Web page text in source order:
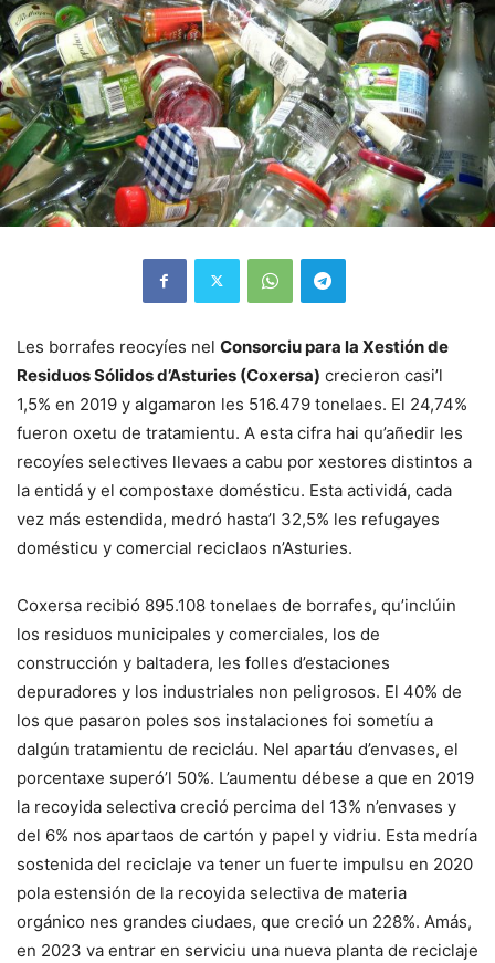
Les borrafes reocyíes nel Consorciu para la Xestión de
Residuos Sólidos d’Asturies (Coxersa) crecieron casi’l
1,5% en 2019 y algamaron les 516.479 tonelaes. El 24,74%
fueron oxetu de tratamientu. A esta cifra hai qu’añedir les
recoyíes selectives llevaes a cabu por xestores distintos a
la entidá y el compostaxe domésticu. Esta actividá, cada
vez más estendida, medró hasta’l 32,5% les refugayes
domésticu y comercial reciclaos n’Asturies.
Coxersa recibió 895.108 tonelaes de borrafes, qu’inclúin
los residuos municipales y comerciales, los de
construcción y baltadera, les folles d’estaciones
depuradores y los industriales non peligrosos. El 40% de
los que pasaron poles sos instalaciones foi sometíu a
dalgún tratamientu de recicláu. Nel apartáu d’envases, el
porcentaxe superó’l 50%. L’aumentu débese a que en 2019
la recoyida selectiva creció percima del 13% n’envases y
del 6% nos apartaos de cartón y papel y vidriu. Esta medría
sostenida del reciclaje va tener un fuerte impulsu en 2020
pola estensión de la recoyida selectiva de materia
orgánico nes grandes ciudaes, que creció un 228%. Amás,
en 2023 va entrar en serviciu una nueva planta de reciclaje